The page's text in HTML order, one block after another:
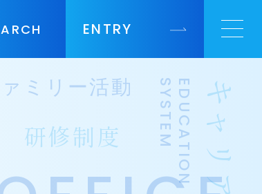
ENTRY
研修制度 EDUCATION
SYSTEM